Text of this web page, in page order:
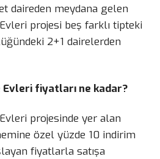
daireden meydana gelen
projesi beş farklı tipteki
2+1 dairelerden
Evleri fiyatları ne kadar?
projesinde yer alan
özel yüzde 10 indirim
fiyatlarla satışa